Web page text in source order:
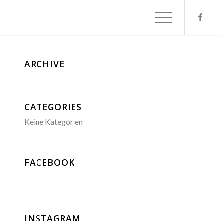
ARCHIVE
CATEGORIES
Keine Kategorien
FACEBOOK
INSTAGRAM